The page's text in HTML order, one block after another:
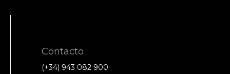
Contacto
(+34) 943 082 900